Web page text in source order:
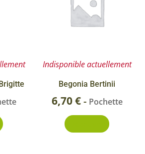
Indisponible actuellement
Begonia Bertinii
6,70€- Pochette